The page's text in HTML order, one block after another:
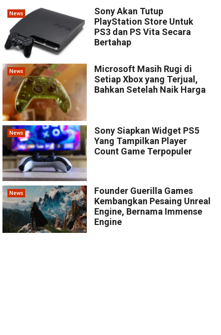
News
Sony Akan Tutup
PlayStation Store Untuk
PS3 dan PS Vita Secara
Bertahap
News
Microsoft Masih Rugi di
Setiap Xbox yang Terjual,
Bahkan Setelah Naik Harga
News
Sony Siapkan Widget PS5
Yang Tampilkan Player
Count Game Terpopuler
News
Founder Guerilla Games
Kembangkan Pesaing Unreal
Engine, Bernama Immense
Engine